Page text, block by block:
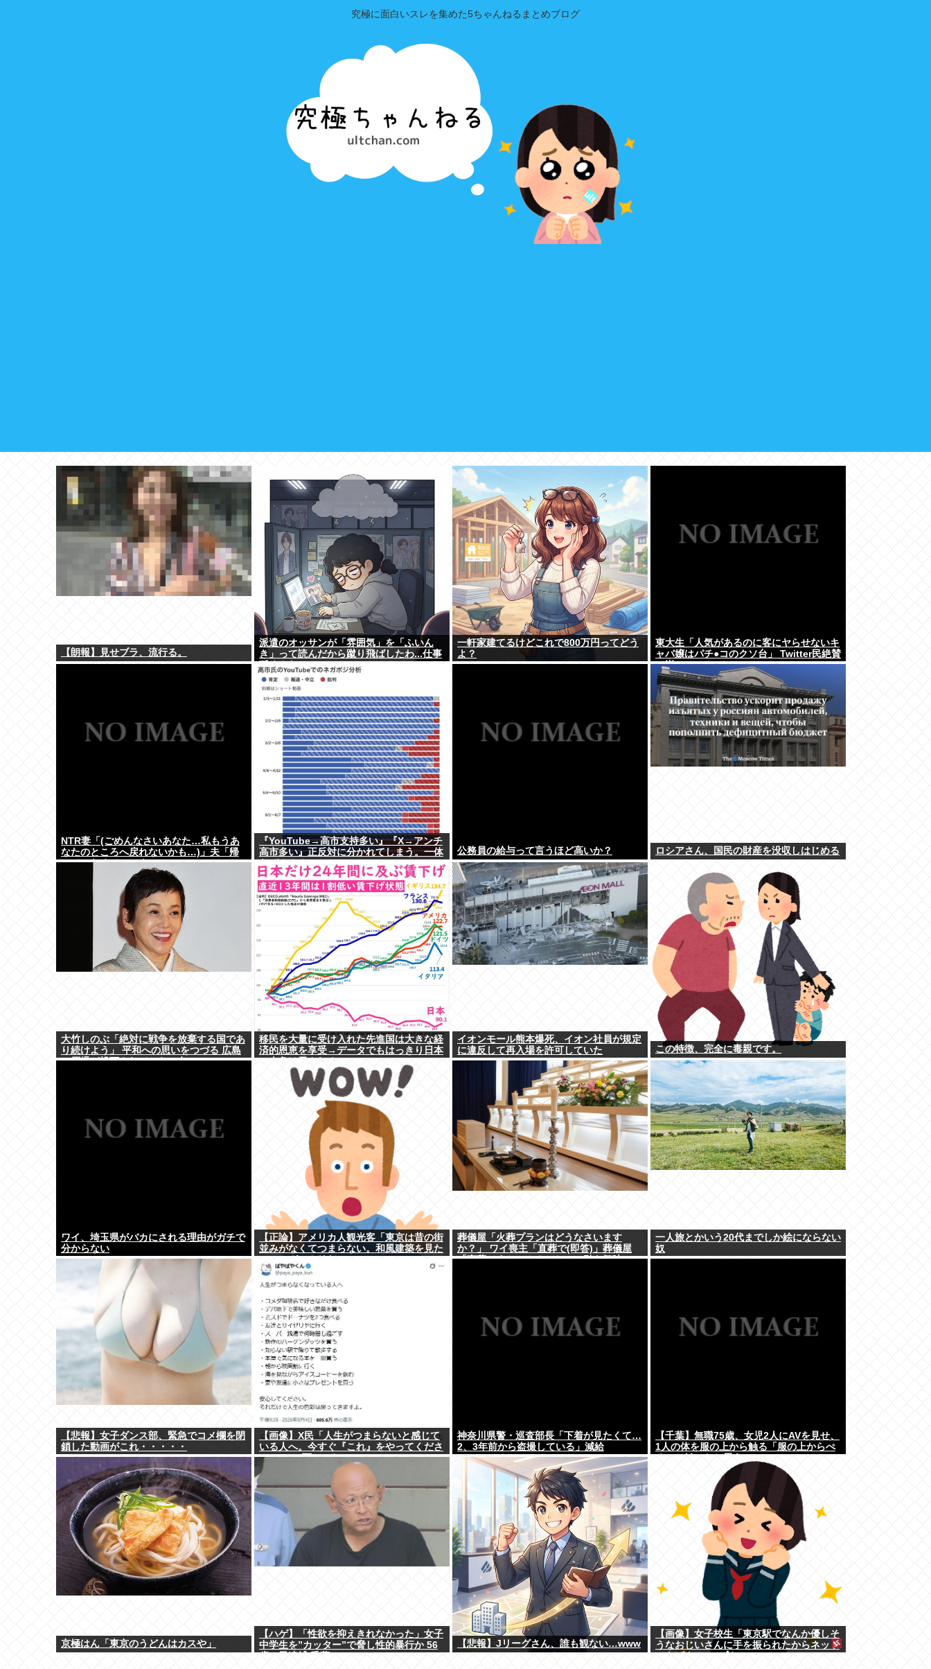
究極に面白いスレを集めた5ちゃんねるまとめブログ
【朗報】見せブラ、流行る。
派遣のオッサンが「雰囲気」を「ふいん
き」って読んだから蹴り飛ばしたわ...仕事
舐めんな
一軒家建てるけどこれで800万円ってどう
よ？
東大生「人気があるのに客にヤらせないキ
ャバ嬢はパチ●コのクソ台」 Twitter民絶賛
の嵐www
NTR妻「(ごめんなさいあなた…私もうあ
なたのところへ戻れないかも…)」夫「帰
ってこなくていいよ」
『YouTube→高市支持多い』『X→アンチ
高市多い』正反対に分かれてしまう。一体
なぜ？？？
公務員の給与って言うほど高いか？ ロシアさん、国民の財産を没収しはじめる
大竹しのぶ「絶対に戦争を放棄する国であ
り続けよう」 平和への思いをつづる 広島
に原爆が投下されてから81年
移民を大量に受け入れた先進国は大きな経
済的恩恵を享受→データでもはっきり日本
イオンモール熊本爆死、イオン社員が規定
に違反して再入場を許可していた
この特徴、完全に毒親です。
ワイ、埼玉県がバカにされる理由がガチで
分からない
【正論】アメリカ人観光客「東京は昔の街
並みがなくてつまらない。和風建築を見た
葬儀屋「火葬プランはどうなさいます
か？」 ワイ喪主「直葬で(即答)」葬儀屋
「直葬ですか…！？（ちょい引き気味）」
一人旅とかいう20代までしか絵にならない
奴
【悲報】女子ダンス部、緊急でコメ欄を閉
鎖した動画がこれ・・・・・
【画像】X民「人生がつまらないと感じて
いる人へ。今すぐ『これ』をやってくださ
い。」6.9万いいね
神奈川県警・巡査部長「下着が見たくて…
2、3年前から盗撮している」減給
【千葉】無職75歳、女児2人にAVを見せ、
1人の体を服の上から触る「服の上からぺ
京極はん「東京のうどんはカスや」
【ハゲ】「性欲を抑えきれなかった」女子
中学生を”カッター”で脅し性的暴行か 56
【悲報】Jリーグさん、誰も観ない…www
【画像】女子校生「東京駅でなんか優しそ
うなおじいさんに手を振られたからネット